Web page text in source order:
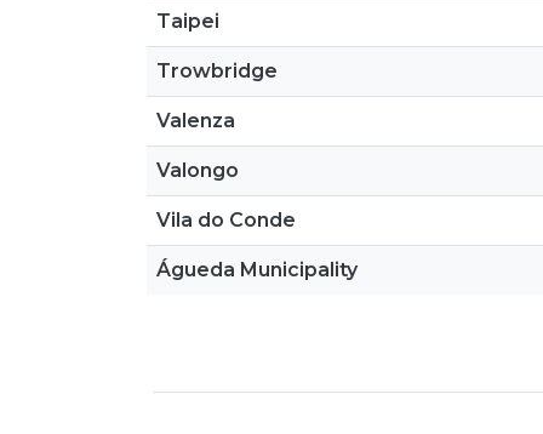
Taipei
Trowbridge
Valenza
Valongo
Vila do Conde
Águeda Municipality